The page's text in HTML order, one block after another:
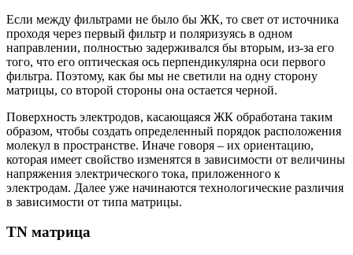
Если между фильтрами не было бы ЖК, то свет от источника
проходя через первый фильтр и поляризуясь в одном
направлении, полностью задерживался бы вторым, из-за его
того, что его оптическая ось перпендикулярна оси первого
фильтра. Поэтому, как бы мы не светили на одну сторону
матрицы, со второй стороны она остается черной.
Поверхность электродов, касающаяся ЖК обработана таким
образом, чтобы создать определенный порядок расположения
молекул в пространстве. Иначе говоря – их ориентацию,
которая имеет свойство изменятся в зависимости от величины
напряжения электрического тока, приложенного к
электродам. Далее уже начинаются технологические различия
в зависимости от типа матрицы.
TN матрица